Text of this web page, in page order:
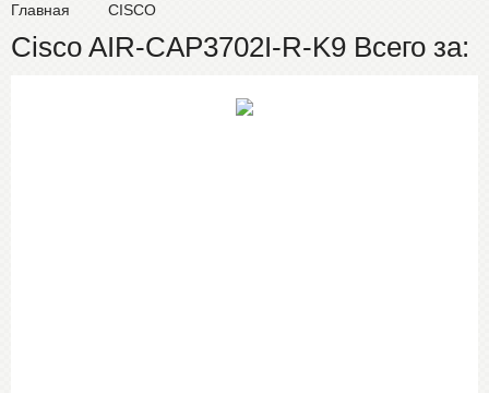
Главная CISCO
Cisco AIR-CAP3702I-R-K9 Всего за: